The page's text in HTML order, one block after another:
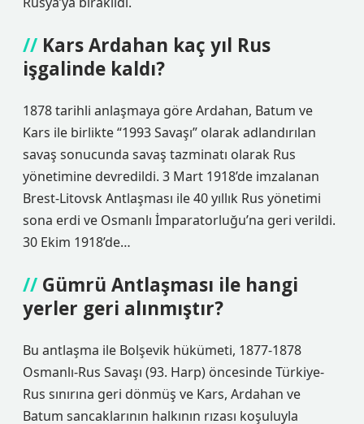
Kars Ardahan kaç yıl Rus
işgalinde kaldı?
1878 tarihli anlaşmaya göre Ardahan, Batum ve
Kars ile birlikte “1993 Savaşı” olarak adlandırılan
savaş sonucunda savaş tazminatı olarak Rus
yönetimine devredildi. 3 Mart 1918’de imzalanan
Brest-Litovsk Antlaşması ile 40 yıllık Rus yönetimi
sona erdi ve Osmanlı İmparatorluğu’na geri verildi.
30 Ekim 1918’de…
Gümrü Antlaşması ile hangi
yerler geri alınmıştır?
Bu antlaşma ile Bolşevik hükümeti, 1877-1878
Osmanlı-Rus Savaşı (93. Harp) öncesinde Türkiye-
Rus sınırına geri dönmüş ve Kars, Ardahan ve
Batum sancaklarının halkının rızası koşuluyla